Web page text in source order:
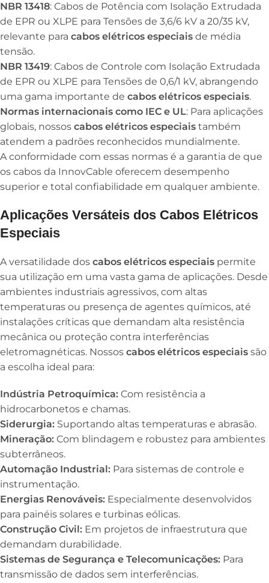
NBR 13418: Cabos de Potência com Isolação Extrudada
de EPR ou XLPE para Tensões de 3,6/6 kV a 20/35 kV,
relevante para cabos elétricos especiais de média
tensão.
NBR 13419: Cabos de Controle com Isolação Extrudada
de EPR ou XLPE para Tensões de 0,6/1 kV, abrangendo
uma gama importante de cabos elétricos especiais.
Normas internacionais como IEC e UL: Para aplicações
globais, nossos cabos elétricos especiais também
atendem a padrões reconhecidos mundialmente.
A conformidade com essas normas é a garantia de que
os cabos da InnovCable oferecem desempenho
superior e total confiabilidade em qualquer ambiente.
Aplicações Versáteis dos Cabos Elétricos
Especiais
A versatilidade dos cabos elétricos especiais permite
sua utilização em uma vasta gama de aplicações. Desde
ambientes industriais agressivos, com altas
temperaturas ou presença de agentes químicos, até
instalações críticas que demandam alta resistência
mecânica ou proteção contra interferências
eletromagnéticas. Nossos cabos elétricos especiais são
a escolha ideal para:
Indústria Petroquímica: Com resistência a
hidrocarbonetos e chamas.
Siderurgia: Suportando altas temperaturas e abrasão.
Mineração: Com blindagem e robustez para ambientes
subterrâneos.
Automação Industrial: Para sistemas de controle e
instrumentação.
Energias Renováveis: Especialmente desenvolvidos
para painéis solares e turbinas eólicas.
Construção Civil: Em projetos de infraestrutura que
demandam durabilidade.
Sistemas de Segurança e Telecomunicações: Para
transmissão de dados sem interferências.